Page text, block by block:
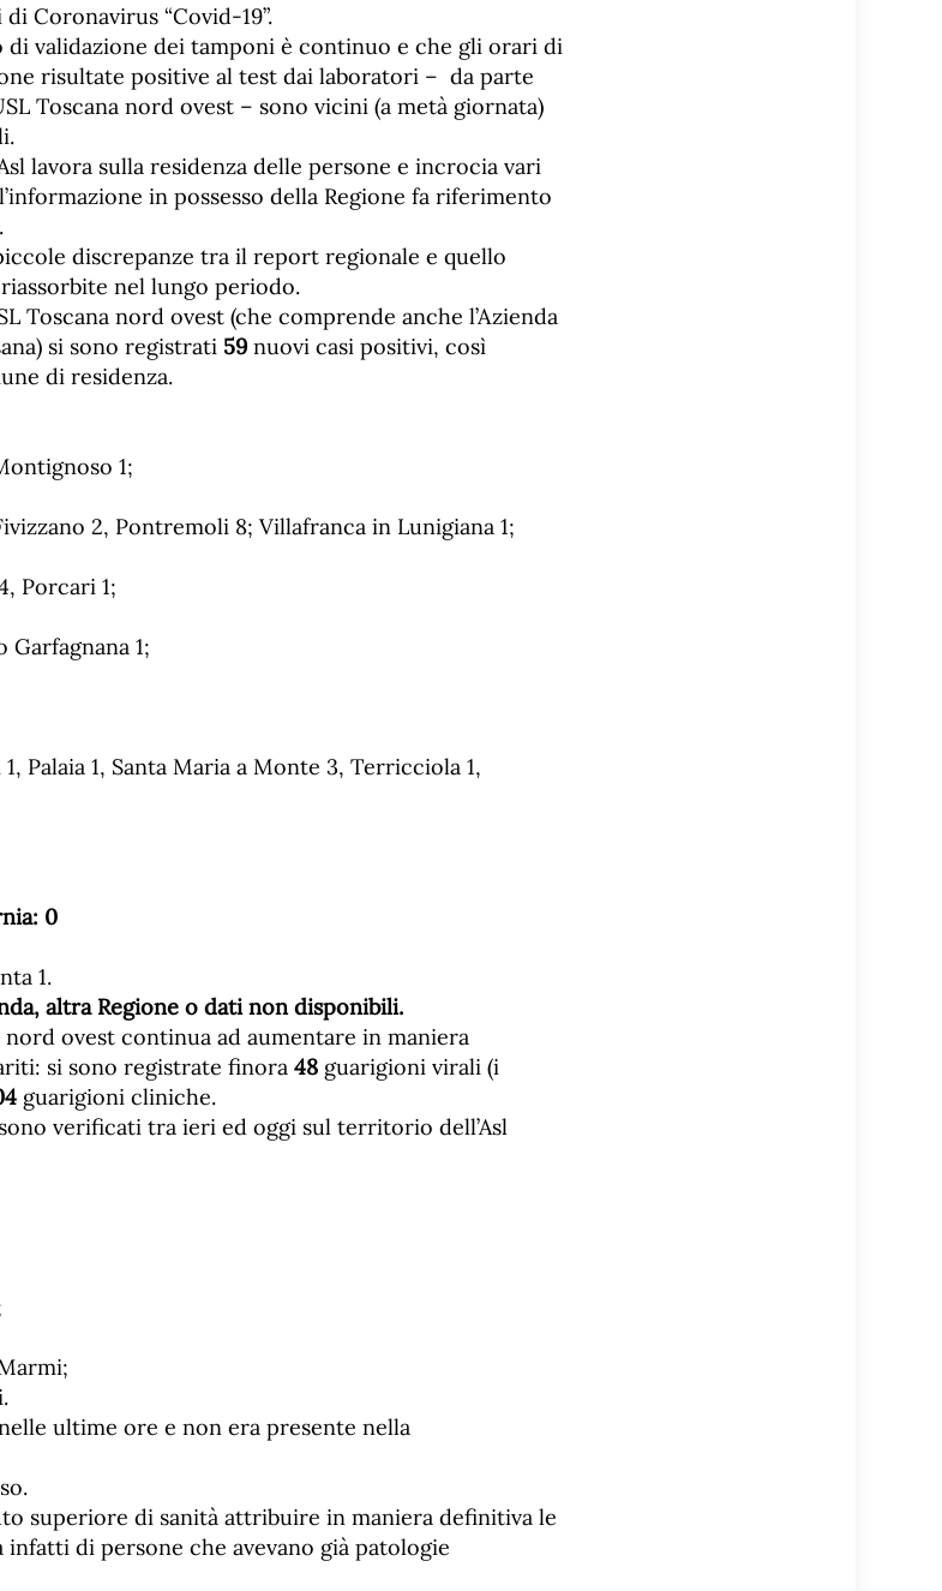
Coronavirus “Covid-19”.
di validazione dei tamponi è continuo e che gli orari di
risultate positive al test dai laboratori – da parte
Toscana nord ovest – sono vicini (a metà giornata)
lavora sulla residenza delle persone e incrocia vari
in possesso della Regione fa riferimento
discrepanze tra il report regionale e quello
nel lungo periodo.
Toscana nord ovest (che comprende anche l’Azienda
si sono registrati 59 nuovi casi positivi, così
di residenza.
1;
2, Pontremoli 8; Villafranca in Lunigiana 1;
Porcari 1;
Garfagnana 1;
Palaia 1, Santa Maria a Monte 3, Terricciola 1,
0
1.
altra Regione o dati non disponibili.
nord ovest continua ad aumentare in maniera
si sono registrate finora 48 guarigioni virali (i
guarigioni cliniche.
verificati tra ieri ed oggi sul territorio dell’Asl
ultime ore e non era presente nella
superiore di sanità attribuire in maniera definitiva le
di persone che avevano già patologie